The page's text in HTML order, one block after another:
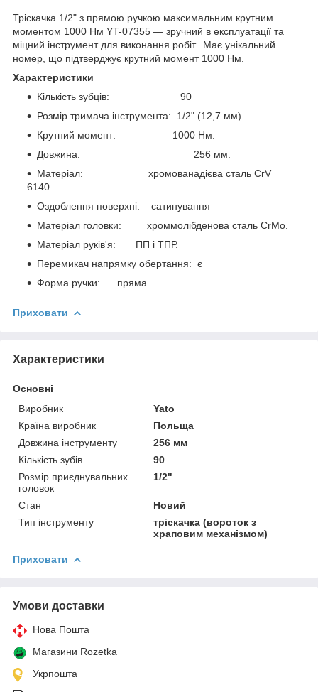
Тріскачка 1/2" з прямою ручкою максимальним крутним
моментом 1000 Нм YT-07355 — зручний в експлуатації та
міцний інструмент для виконання робіт. Має унікальний
номер, що підтверджує крутний момент 1000 Нм.
Характеристики
Кількість зубців: 90
Розмір тримача інструмента: 1/2" (12,7 мм).
Крутний момент: 1000 Нм.
Довжина: 256 мм.
Матеріал: хромованадієва сталь CrV
6140
Оздоблення поверхні: сатинування
Матеріал головки: хроммолібденова сталь CrMo.
Матеріал руків'я: ПП і ТПР.
Перемикач напрямку обертання: є
Форма ручки: пряма
Приховати
Характеристики
Основні
Виробник
Yato
Країна виробник
Польща
Довжина інструменту
256 мм
Кількість зубів
90
Розмір приєднувальних
головок
1/2"
Стан
Новий
Тип інструменту
тріскачка (вороток з
храповим механізмом)
Приховати
Умови доставки
Нова Пошта
Магазини Rozetka
Укрпошта